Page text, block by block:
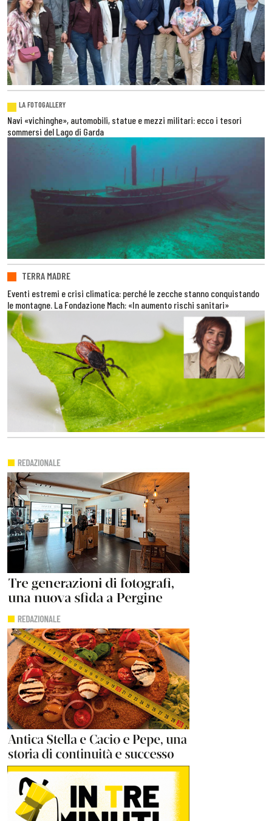
LA FOTOGALLERY
Navi «vichinghe», automobili, statue e mezzi militari: ecco i tesori
sommersi del Lago di Garda
TERRA MADRE
Eventi estremi e crisi climatica: perché le zecche stanno conquistando
le montagne. La Fondazione Mach: «In aumento rischi sanitari»